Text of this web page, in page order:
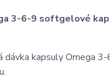
3-6-9 softgelové
dávka kapsuly Omega